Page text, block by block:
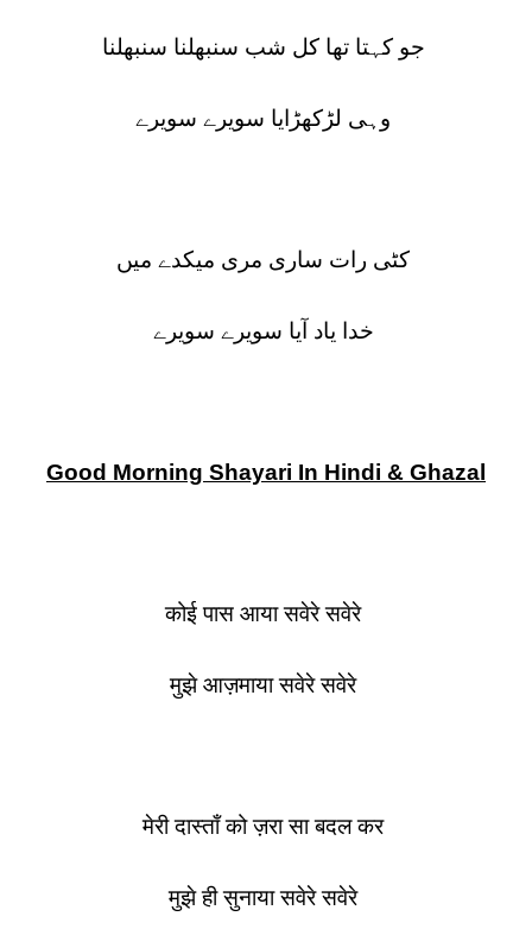
Good Morning Shayari In Hindi & Ghazal
कोई पास आया सवेरे सवेरे
मुझे आज़माया सवेरे सवेरे
मेरी दास्ताँ को ज़रा सा बदल कर
मुझे ही सुनाया सवेरे सवेरे